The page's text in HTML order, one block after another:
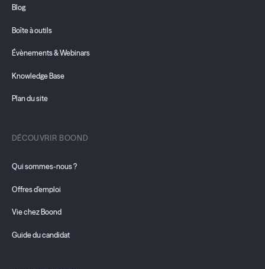
Blog
Boîte à outils
Évènements & Webinars
Knowledge Base
Plan du site
DÉCOUVRIR BOOND
Qui sommes-nous ?
Offres d'emploi
Vie chez Boond
Guide du candidat